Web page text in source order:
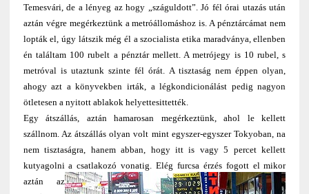
Temesvári, de a lényeg az hogy „száguldott”. Jó fél órai utazás után
aztán végre megérkeztünk a metróállomáshoz is. A pénztárcámat nem
lopták el, úgy látszik még él a szocialista etika maradványa, ellenben
én találtam 100 rubelt a pénztár mellett. A metrójegy is 10 rubel, s
metróval is utaztunk szinte fél órát. A tisztaság nem éppen olyan,
ahogy azt a könyvekben irták, a légkondicionálást pedig nagyon
ötletesen a nyitott ablakok helyettesittették.
Egy átszállás, aztán hamarosan megérkeztünk, ahol le kellett
szállnom. Az átszállás olyan volt mint egyszer-egyszer Tokyoban, na
nem tisztaságra, hanem abban, hogy itt is vagy 5 percet kellett
kutyagolni a csatlakozó vonatig.Elég furcsa érzés fogott el mikor
aztán az